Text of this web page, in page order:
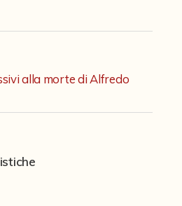
alla morte di Alfredo